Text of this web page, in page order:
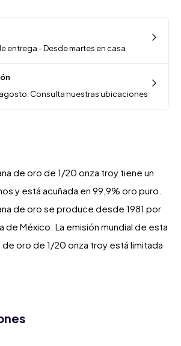
entrega - Desde martes en casa
agosto. Consulta nuestras ubicaciones
de oro de 1/20 onza troy tiene un
y está acuñada en 99,9% oro puro.
de oro se produce desde 1981 por
de México. La emisión mundial de esta
de oro de 1/20 onza troy está limitada